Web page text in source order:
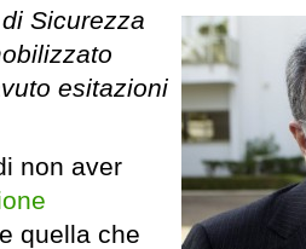
Sicurezza
esitazioni
non aver
quella che